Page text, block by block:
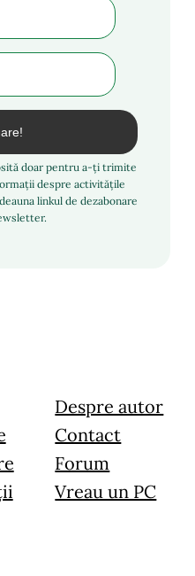
doar pentru a-ți trimite
despre activitățile
linkul de dezabonare
Despre autor
Contact
Forum
Vreau un PC